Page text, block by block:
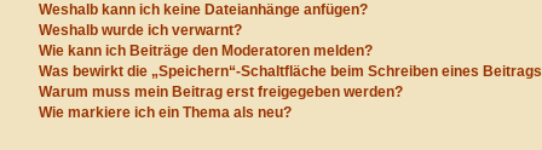
Weshalb kann ich keine Dateianhänge anfügen?
Weshalb wurde ich verwarnt?
Wie kann ich Beiträge den Moderatoren melden?
Was bewirkt die „Speichern“-Schaltfläche beim Schreiben eines
Warum muss mein Beitrag erst freigegeben werden?
Wie markiere ich ein Thema als neu?